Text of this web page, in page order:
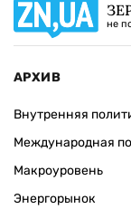
не
АРХИВ
Внутренняя
Международная
Макроуровень
Энергорынок